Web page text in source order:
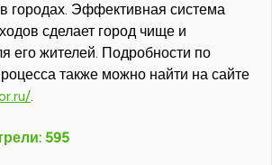
городах. Эффективная система
сделает город чище и
его жителей. Подробности по
также можно найти на сайте
.
595